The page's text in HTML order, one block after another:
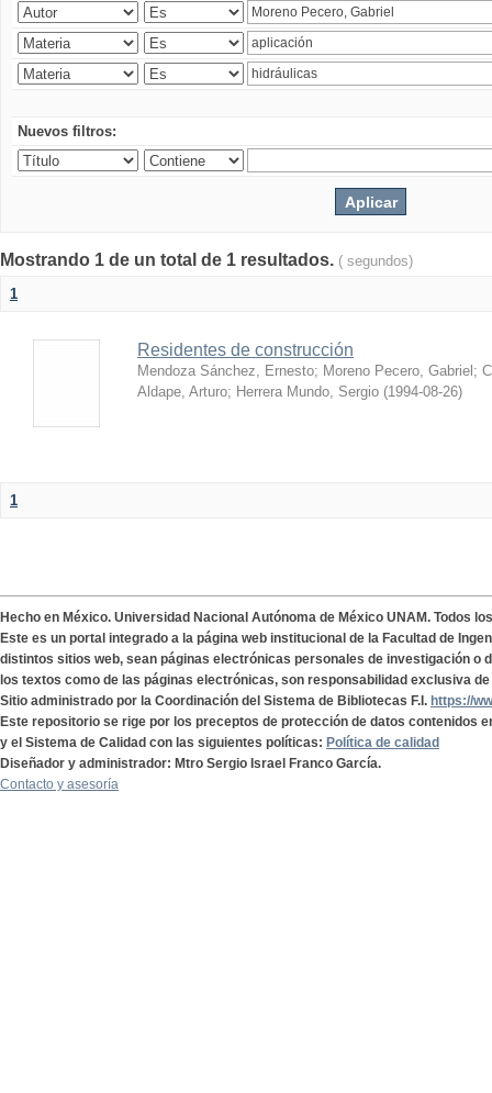
Nuevos filtros:
Mostrando 1 de un total de 1 resultados. ( segundos)
1
Residentes de construcción
Mendoza Sánchez, Ernesto; Moreno Pecero, Gabriel ;
Aldape, Arturo; Herrera Mundo, Sergio (1994-08-26)
1
Hecho en México. Universidad Nacional Autónoma de México UNAM. Todos
Este es un portal integrado a la página web institucional de la Facultad de
distintos sitios web, sean páginas electrónicas personales de investigación o
los textos como de las páginas electrónicas, son responsabilidad exclusiva
Sitio administrado por la Coordinación del Sistema de Bibliotecas F.I. https://
Este repositorio se rige por los preceptos de protección de datos contenidos
y el Sistema de Calidad con las siguientes políticas: Política de calidad
Diseñador y administrador: Mtro Sergio Israel Franco García.
Contacto y asesoría